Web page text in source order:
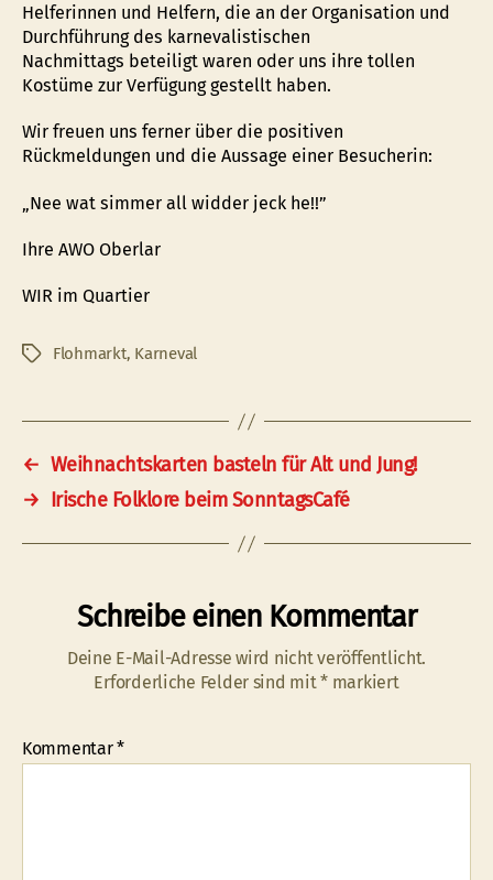
Helferinnen und Helfern, die an der Organisation und
Durchführung des karnevalistischen
Nachmittags beteiligt waren oder uns ihre tollen
Kostüme zur Verfügung gestellt haben.
Wir freuen uns ferner über die positiven
Rückmeldungen und die Aussage einer Besucherin:
„Nee wat simmer all widder jeck he!!”
Ihre AWO Oberlar
WIR im Quartier
Schlagwörter
Flohmarkt, Karneval
← Weihnachtskarten basteln für Alt und Jung!
→ Irische Folklore beim SonntagsCafé
Schreibe einen Kommentar
Deine E-Mail-Adresse wird nicht veröffentlicht.
Erforderliche Felder sind mit* markiert
Kommentar*